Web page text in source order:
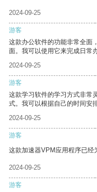
2024-09-25
游客
这款办公软件的功能非常全面
面。我可以使用它来完成日常
2024-09-25
游客
这款学习软件的学习方式非常
式。我可以根据自己的时间安
2024-09-25
游客
这款加速器VPM应用程序已经
2024-09-25
游客